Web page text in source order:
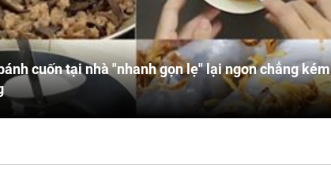
cuốn tại nhà "nhanh gọn lẹ" lại ngon chẳng kém